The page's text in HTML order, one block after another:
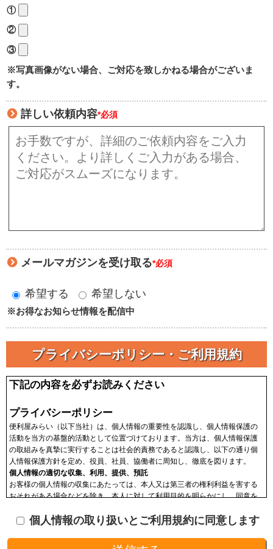
①
②
③
※写真画像がない場合、ご対応を致しかねる場合がございま
す。
詳しい依頼内容*必須
メールマガジンを受け取る*必須
希望する 希望しない
※お得なお知らせ情報を配信中
プライバシーポリシー・ご利用規約
下記の内容を必ずお読みください
プライバシーポリシー
便利屋みらい（以下当社）は、個人情報の重要性を認識し、個人情報保護の
活動を当方の基盤的活動として位置づけております。当方は、個人情報保護
の取組みを真摯に実行することは社会的責務であると認識し、以下の通り個
人情報保護方針を定め、役員、社員、協働者に周知し、徹底を図ります。
個人情報の適切な収集、利用、提供、預託
お客様の個人情報の収集にあたっては、本人又は第三者の権利利益を害する
おそれがある場合などを除き、本人に対して利用目的を明らかにし、同意を
範囲を限定し、適切に取り扱います。収集した個人情報は、法令に基づく命
個人情報の取り扱いとご利用規約に同意します